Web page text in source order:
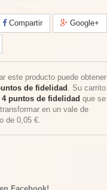
Compartir Google+
este producto puede obtener
de fidelidad . Su carrito
4puntos de fidelidad que se
en un vale de
de 0,05 €.